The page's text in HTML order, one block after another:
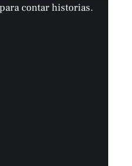
contar historias.